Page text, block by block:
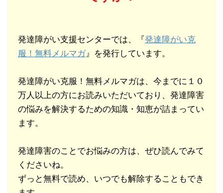
発達障がい支援センターでは、『発達障がい克
服！無料メルマガ』を発行しています。
発達障がい克服！無料メルマガは、今までに１０
万人以上の方にお読みいただいており、発達障害
の悩みを解決するための知識・知恵が詰まってい
ます。
発達障害のことでお悩みの方は、ぜひ読んでみて
くださいね。
ずっと無料で読め、いつでも解除することもでき